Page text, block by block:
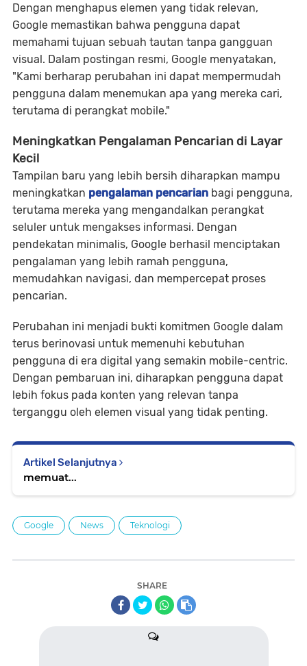
Dengan menghapus elemen yang tidak relevan,
Google memastikan bahwa pengguna dapat
memahami tujuan sebuah tautan tanpa gangguan
visual. Dalam postingan resmi, Google menyatakan,
"Kami berharap perubahan ini dapat mempermudah
pengguna dalam menemukan apa yang mereka cari,
terutama di perangkat mobile."
Meningkatkan Pengalaman Pencarian di Layar
Kecil
Tampilan baru yang lebih bersih diharapkan mampu
meningkatkan pengalaman pencarian bagi pengguna,
terutama mereka yang mengandalkan perangkat
seluler untuk mengakses informasi. Dengan
pendekatan minimalis, Google berhasil menciptakan
pengalaman yang lebih ramah pengguna,
memudahkan navigasi, dan mempercepat proses
pencarian.
Perubahan ini menjadi bukti komitmen Google dalam
terus berinovasi untuk memenuhi kebutuhan
pengguna di era digital yang semakin mobile-centric.
Dengan pembaruan ini, diharapkan pengguna dapat
lebih fokus pada konten yang relevan tanpa
terganggu oleh elemen visual yang tidak penting.
Artikel Selanjutnya
memuat...
Google News Teknologi
SHARE